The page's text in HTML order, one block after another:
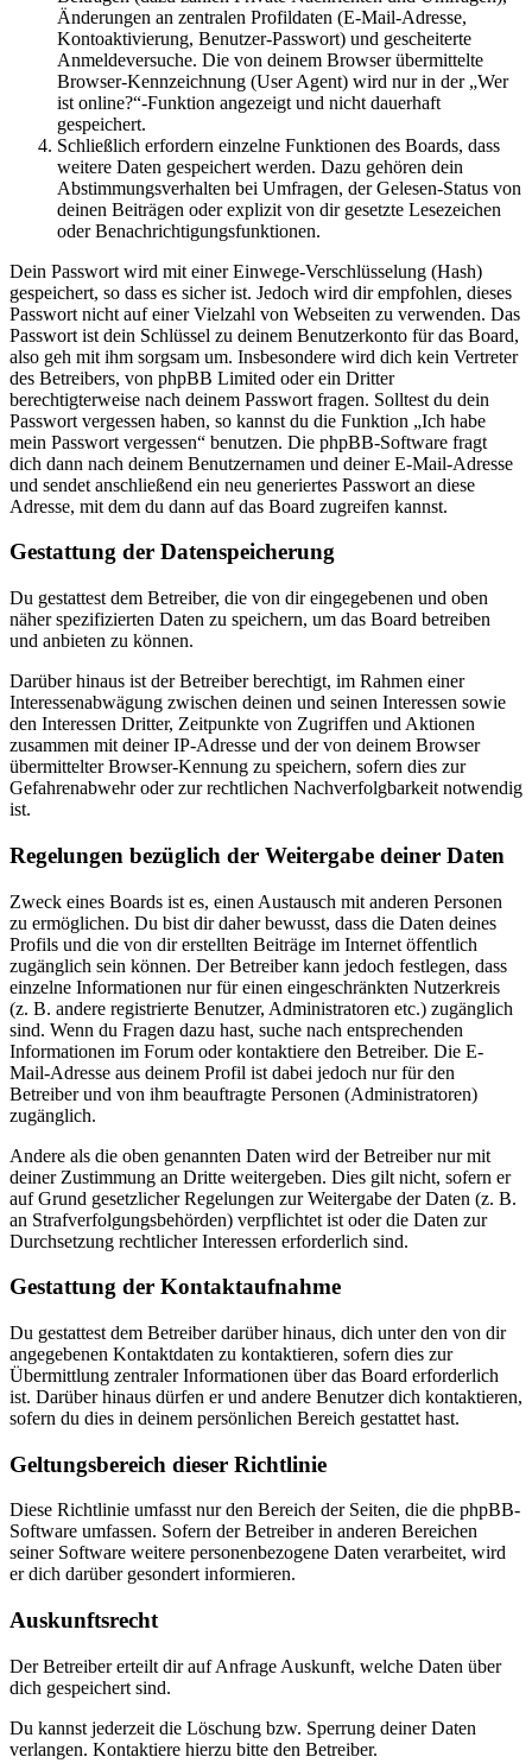
Änderungen an zentralen Profildaten (E-Mail-Adresse,
Kontoaktivierung, Benutzer-Passwort) und gescheiterte
Anmeldeversuche. Die von deinem Browser übermittelte
Browser-Kennzeichnung (User Agent) wird nur in der „Wer
ist online?“-Funktion angezeigt und nicht dauerhaft
gespeichert.
Schließlich erfordern einzelne Funktionen des Boards, dass
weitere Daten gespeichert werden. Dazu gehören dein
Abstimmungsverhalten bei Umfragen, der Gelesen-Status von
deinen Beiträgen oder explizit von dir gesetzte Lesezeichen
oder Benachrichtigungsfunktionen.
Dein Passwort wird mit einer Einwege-Verschlüsselung (Hash)
gespeichert, so dass es sicher ist. Jedoch wird dir empfohlen, dieses
Passwort nicht auf einer Vielzahl von Webseiten zu verwenden. Das
Passwort ist dein Schlüssel zu deinem Benutzerkonto für das Board,
also geh mit ihm sorgsam um. Insbesondere wird dich kein Vertreter
des Betreibers, von phpBB Limited oder ein Dritter
berechtigterweise nach deinem Passwort fragen. Solltest du dein
Passwort vergessen haben, so kannst du die Funktion „Ich habe
mein Passwort vergessen“ benutzen. Die phpBB-Software fragt
dich dann nach deinem Benutzernamen und deiner E-Mail-Adresse
und sendet anschließend ein neu generiertes Passwort an diese
Adresse, mit dem du dann auf das Board zugreifen kannst.
Gestattung der Datenspeicherung
Du gestattest dem Betreiber, die von dir eingegebenen und oben
näher spezifizierten Daten zu speichern, um das Board betreiben
und anbieten zu können.
Darüber hinaus ist der Betreiber berechtigt, im Rahmen einer
Interessenabwägung zwischen deinen und seinen Interessen sowie
den Interessen Dritter, Zeitpunkte von Zugriffen und Aktionen
zusammen mit deiner IP-Adresse und der von deinem Browser
übermittelter Browser-Kennung zu speichern, sofern dies zur
Gefahrenabwehr oder zur rechtlichen Nachverfolgbarkeit notwendig
ist.
Regelungen bezüglich der Weitergabe deiner Daten
Zweck eines Boards ist es, einen Austausch mit anderen Personen
zu ermöglichen. Du bist dir daher bewusst, dass die Daten deines
Profils und die von dir erstellten Beiträge im Internet öffentlich
zugänglich sein können. Der Betreiber kann jedoch festlegen, dass
einzelne Informationen nur für einen eingeschränkten Nutzerkreis
(z. B. andere registrierte Benutzer, Administratoren etc.) zugänglich
sind. Wenn du Fragen dazu hast, suche nach entsprechenden
Informationen im Forum oder kontaktiere den Betreiber. Die E-
Mail-Adresse aus deinem Profil ist dabei jedoch nur für den
Betreiber und von ihm beauftragte Personen (Administratoren)
zugänglich.
Andere als die oben genannten Daten wird der Betreiber nur mit
deiner Zustimmung an Dritte weitergeben. Dies gilt nicht, sofern er
auf Grund gesetzlicher Regelungen zur Weitergabe der Daten (z. B.
an Strafverfolgungsbehörden) verpflichtet ist oder die Daten zur
Durchsetzung rechtlicher Interessen erforderlich sind.
Gestattung der Kontaktaufnahme
Du gestattest dem Betreiber darüber hinaus, dich unter den von dir
angegebenen Kontaktdaten zu kontaktieren, sofern dies zur
Übermittlung zentraler Informationen über das Board erforderlich
ist. Darüber hinaus dürfen er und andere Benutzer dich kontaktieren,
sofern du dies in deinem persönlichen Bereich gestattet hast.
Geltungsbereich dieser Richtlinie
Diese Richtlinie umfasst nur den Bereich der Seiten, die die phpBB-
Software umfassen. Sofern der Betreiber in anderen Bereichen
seiner Software weitere personenbezogene Daten verarbeitet, wird
er dich darüber gesondert informieren.
Auskunftsrecht
Der Betreiber erteilt dir auf Anfrage Auskunft, welche Daten über
dich gespeichert sind.
Du kannst jederzeit die Löschung bzw. Sperrung deiner Daten
verlangen. Kontaktiere hierzu bitte den Betreiber.